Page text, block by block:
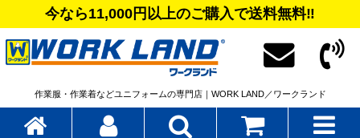
今なら11,000円以上のご購入で送料無料‼
作業服・作業着などユニフォームの専門店｜WORK LAND／ワークランド